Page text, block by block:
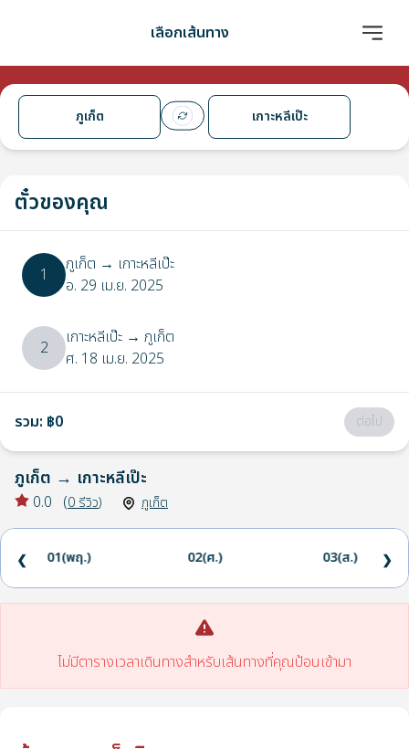
เลือกเส้นทาง
ภูเก็ต เกาะหลีเป๊ะ
ตั๋วของคุณ
1 ภูเก็ต → เกาะหลีเป๊ะ
อ. 29 เม.ย. 2025
2 เกาะหลีเป๊ะ → ภูเก็ต
ศ. 18 เม.ย. 2025
รวม: ฿0 ต่อไป
ภูเก็ต → เกาะหลีเป๊ะ
0.0 (0 รีวิว) ภูเก็ต
01(พฤ.) 02(ศ.) 03(ส.)
❮ ❯
ไม่มีตารางเวลาเดินทางสำหรับเส้นทางที่คุณป้อนเข้ามา